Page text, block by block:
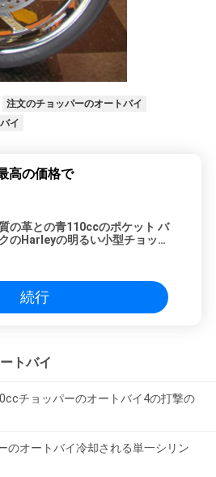
注文のチョッパーのオートバイ
イ
高の価格で
の革との青110ccのポケット バ
のHarleyの明るい小型チョッパ
続行
トバイ
チョッパーのオートバイ4の打撃の
のオートバイ冷却される単一シリン